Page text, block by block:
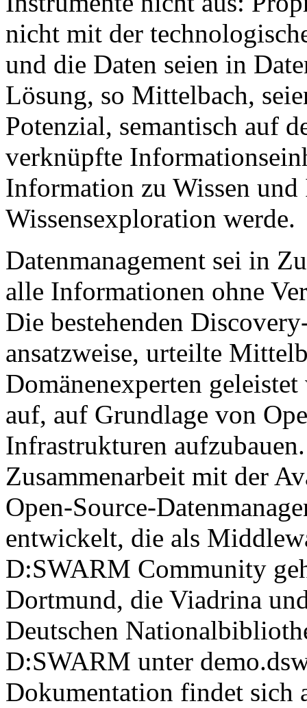
nicht mit der
und die Daten seien in
Lösung, so Mittelbach,
Potenzial, semantisch auf
verknüpfte
Information zu Wissen
Wissensexploration werde.
Datenmanagement sei in
alle Informationen ohne
Die bestehenden
ansatzweise, urteilte
Domänenexperten
auf, auf Grundlage von
Infrastrukturen
Zusammenarbeit mit der
Open-Source-
entwickelt, die als
D:SWARM Community
Dortmund, die Viadrina
Deutschen
D:SWARM unter
Dokumentation findet sich